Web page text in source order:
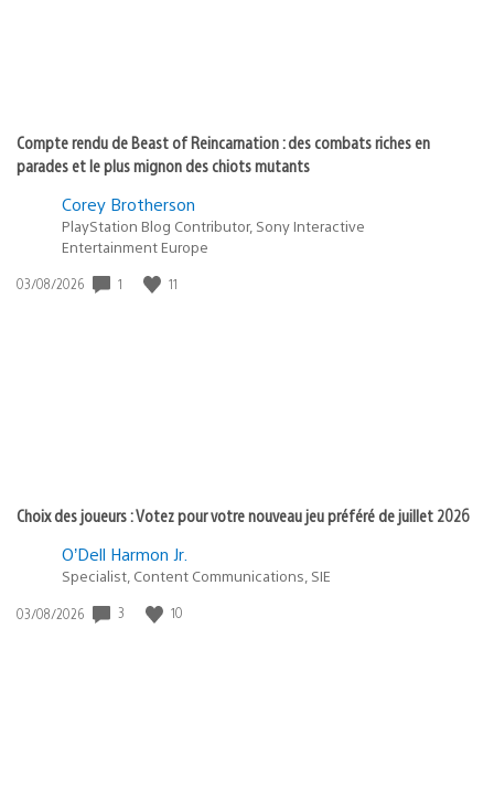
Compte rendu de Beast of Reincarnation : des combats riches en
parades et le plus mignon des chiots mutants
Corey Brotherson
PlayStation Blog Contributor, Sony Interactive
Entertainment Europe
Date
03/08/2026 1 11
Choix des joueurs : Votez pour votre nouveau jeu préféré de juillet 2026
O’Dell Harmon Jr.
Specialist, Content Communications, SIE
Date
03/08/2026 3 10